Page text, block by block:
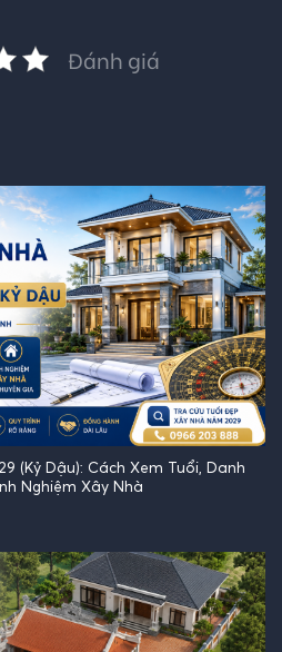
Đánh giá
(Kỷ Dậu): Cách Xem Tuổi, Danh
Nghiệm Xây Nhà